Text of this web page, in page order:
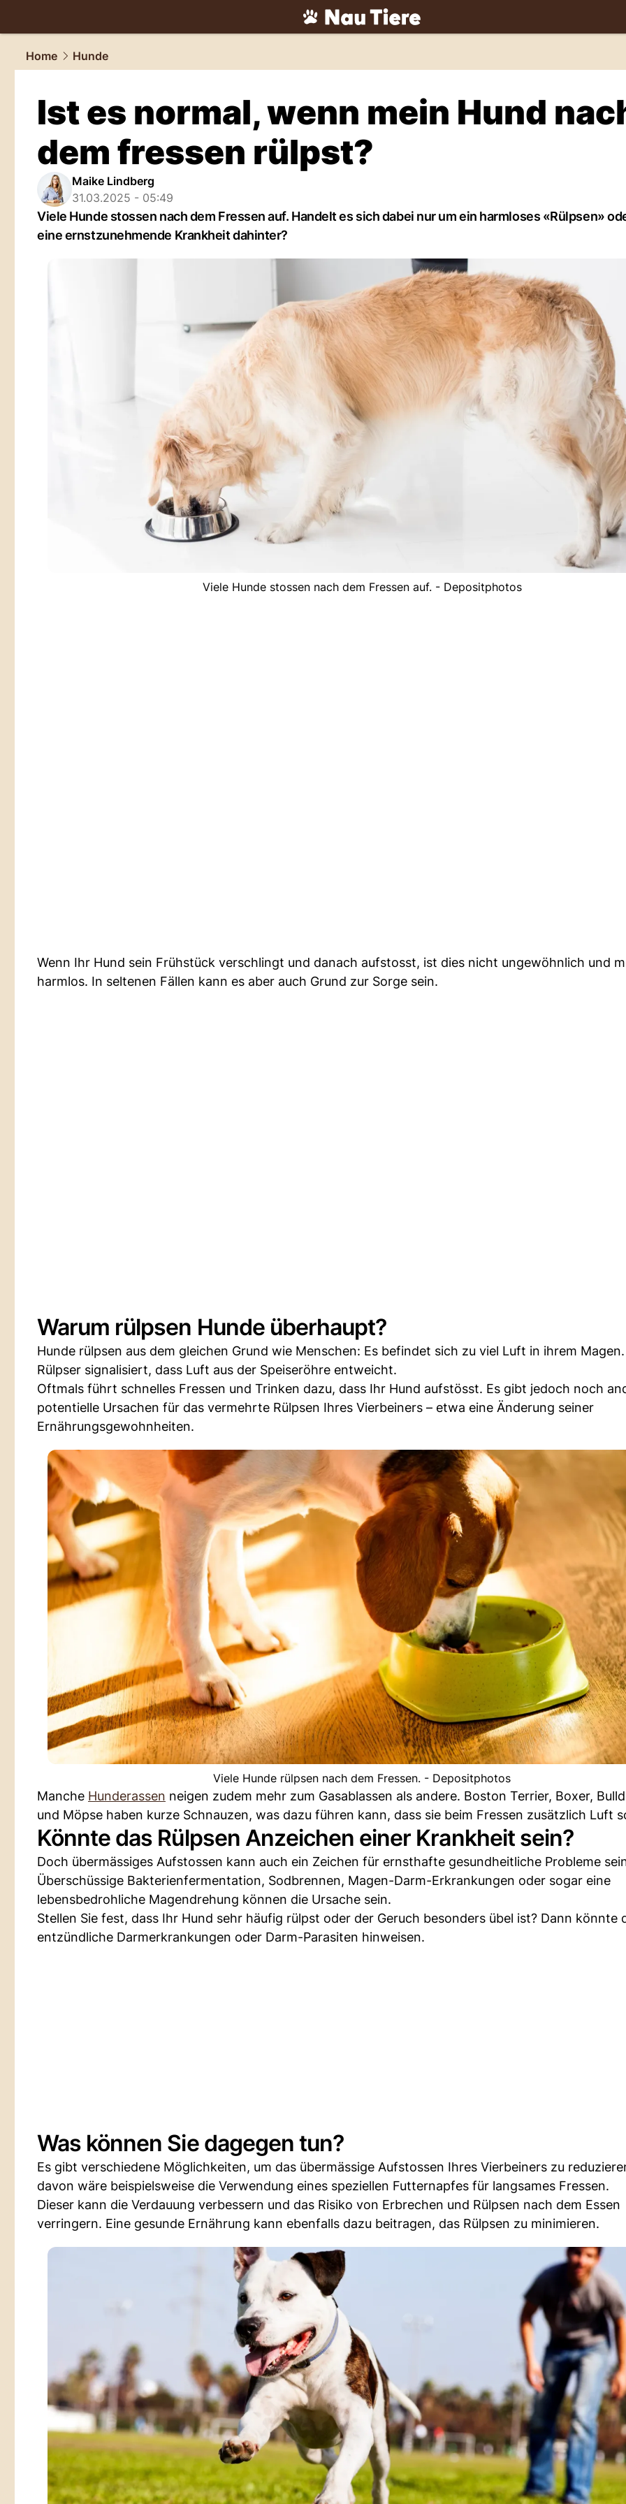
tiere.NAU.ch
Home
Hunde
Ist es normal, wenn mein Hund
dem fressen rülpst?
Maike Lindberg
31.03.2025 - 05:49
Viele Hunde stossen nach dem Fressen auf. Handelt es sich dabei nur um ein harmloses «Rülpsen»
eine ernstzunehmende Krankheit dahinter?
Viele Hunde stossen nach dem Fressen auf. - Depositphotos
Wenn Ihr Hund sein Frühstück verschlingt und danach aufstosst, ist dies nicht ungewöhnlich und
harmlos. In seltenen Fällen kann es aber auch Grund zur Sorge sein.
Warum rülpsen Hunde überhaupt?
Hunde rülpsen aus dem gleichen Grund wie Menschen: Es befindet sich zu viel Luft in ihrem
Rülpser signalisiert, dass Luft aus der Speiseröhre entweicht.
Oftmals führt schnelles Fressen und Trinken dazu, dass Ihr Hund aufstösst. Es gibt jedoch noch
potentielle Ursachen für das vermehrte Rülpsen Ihres Vierbeiners – etwa eine Änderung seiner
Ernährungsgewohnheiten.
Viele Hunde rülpsen nach dem Fressen. - Depositphotos
Manche Hunderassen neigen zudem mehr zum Gasablassen als andere. Boston Terrier, Boxer,
und Möpse haben kurze Schnauzen, was dazu führen kann, dass sie beim Fressen zusätzlich Luft
Könnte das Rülpsen Anzeichen einer Krankheit sein?
Doch übermässiges Aufstossen kann auch ein Zeichen für ernsthafte gesundheitliche Probleme
Überschüssige Bakterienfermentation, Sodbrennen, Magen-Darm-Erkrankungen oder sogar eine
lebensbedrohliche Magendrehung können die Ursache sein.
Stellen Sie fest, dass Ihr Hund sehr häufig rülpst oder der Geruch besonders übel ist? Dann könnte
entzündliche Darmerkrankungen oder Darm-Parasiten hinweisen.
Was können Sie dagegen tun?
Es gibt verschiedene Möglichkeiten, um das übermässige Aufstossen Ihres Vierbeiners zu
davon wäre beispielsweise die Verwendung eines speziellen Futternapfes für langsames Fressen.
Dieser kann die Verdauung verbessern und das Risiko von Erbrechen und Rülpsen nach dem Essen
verringern. Eine gesunde Ernährung kann ebenfalls dazu beitragen, das Rülpsen zu minimieren.